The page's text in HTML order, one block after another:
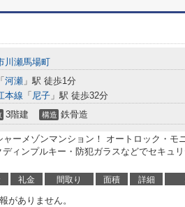
川瀬馬場町
「 河瀬 」駅 徒歩1分
本線 「 尼子 」駅 徒歩32分
3階建 構造 鉄骨造
ーメゾンマンション！ オートロック・モ
ィンプルキー・防犯ガラスなどでセキュ
礼金 間取り 面積 詳細
がありません。